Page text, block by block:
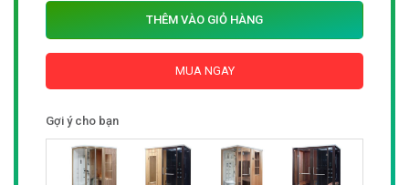
THÊM VÀO GIỎ HÀNG
MUA NGAY
Gợi ý cho bạn